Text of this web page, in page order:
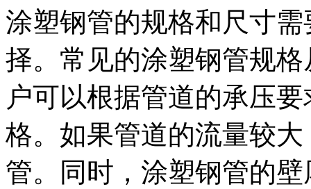
涂塑钢管的规格和尺寸
择。常见的涂塑钢管规
户可以根据管道的承压
格。如果管道的流量较
管。同时，涂塑钢管的